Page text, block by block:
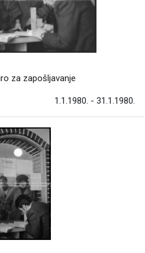
za zapošljavanje
1.1.1980. - 31.1.1980.